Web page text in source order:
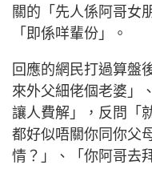
關的「先人係阿哥女
「即係咩輩份」。
回應的網民打過算盤
來外父細佬個老婆」
讓人費解」，反問「
都好似唔關你同你父
情？」、「你阿哥去